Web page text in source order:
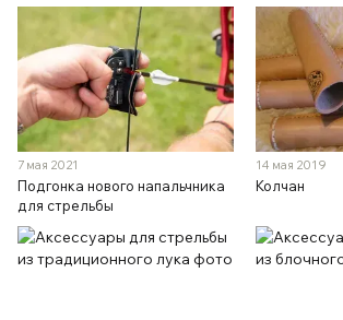
7 мая 2021
Подгонка нового напальчника
для стрельбы
14 мая 2019
Колчан